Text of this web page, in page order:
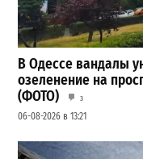
В Одессе вандалы
озеленение на
(ФОТО)
3
06-08-2026 в 13:21